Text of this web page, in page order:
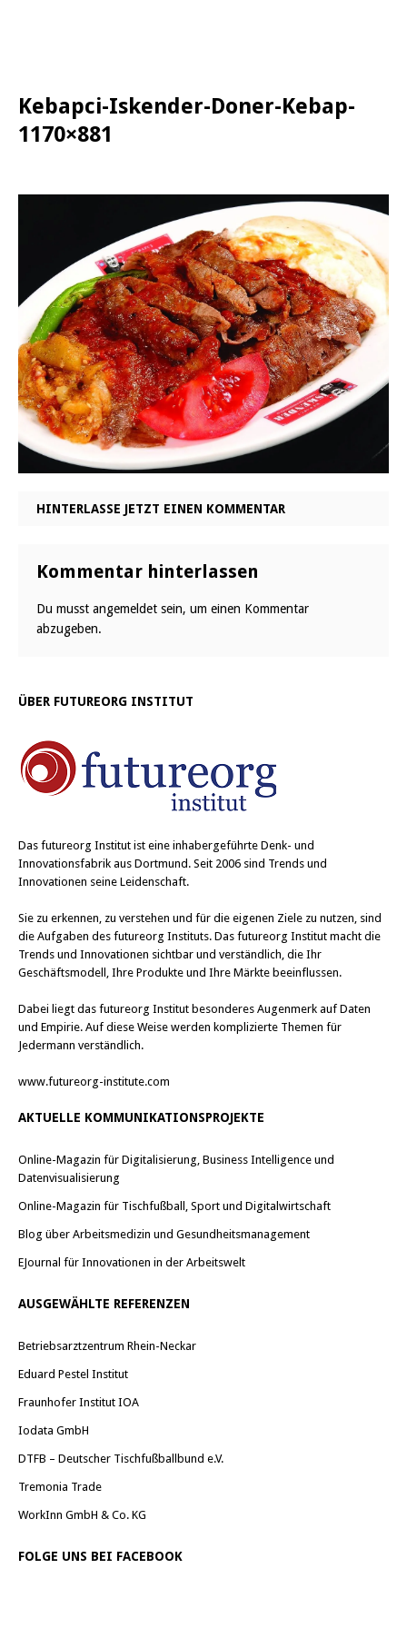
Kebapci-Iskender-Doner-Kebap-
1170×881
HINTERLASSE JETZT EINEN KOMMENTAR
Kommentar hinterlassen
Du musst angemeldet sein, um einen Kommentar
abzugeben.
ÜBER FUTUREORG INSTITUT
Das futureorg Institut ist eine inhabergeführte Denk- und
Innovationsfabrik aus Dortmund. Seit 2006 sind Trends und
Innovationen seine Leidenschaft.
Sie zu erkennen, zu verstehen und für die eigenen Ziele zu nutzen, sind
die Aufgaben des futureorg Instituts. Das futureorg Institut macht die
Trends und Innovationen sichtbar und verständlich, die Ihr
Geschäftsmodell, Ihre Produkte und Ihre Märkte beeinflussen.
Dabei liegt das futureorg Institut besonderes Augenmerk auf Daten
und Empirie. Auf diese Weise werden komplizierte Themen für
Jedermann verständlich.
www.futureorg-institute.com
AKTUELLE KOMMUNIKATIONSPROJEKTE
Online-Magazin für Digitalisierung, Business Intelligence und
Datenvisualisierung
Online-Magazin für Tischfußball, Sport und Digitalwirtschaft
Blog über Arbeitsmedizin und Gesundheitsmanagement
EJournal für Innovationen in der Arbeitswelt
AUSGEWÄHLTE REFERENZEN
Betriebsarztzentrum Rhein-Neckar
Eduard Pestel Institut
Fraunhofer Institut IOA
Iodata GmbH
DTFB – Deutscher Tischfußballbund e.V.
Tremonia Trade
WorkInn GmbH & Co. KG
FOLGE UNS BEI FACEBOOK